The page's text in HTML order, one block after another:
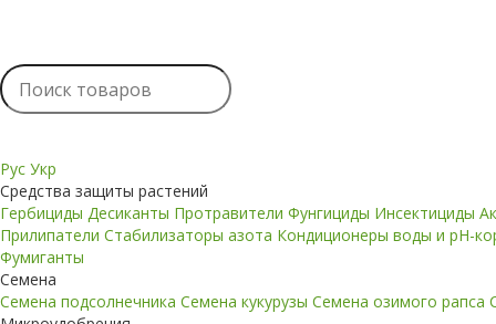
Рус Укр
Средства защиты растений
Гербициды Десиканты Протравители Фунгициды Инсектициды
Прилипатели Стабилизаторы азота Кондиционеры воды и pH-
Фумиганты
Семена
Семена подсолнечника Семена кукурузы Семена озимого рапса